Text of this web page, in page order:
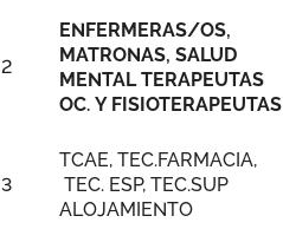
2
ENFERMERAS/OS,
MATRONAS, SALUD
MENTAL TERAPEUTAS
OC. Y FISIOTERAPEUTAS
3
TCAE, TEC.FARMACIA,
TEC. ESP, TEC.SUP
ALOJAMIENTO